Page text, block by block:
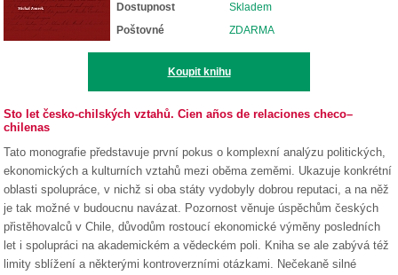
Dostupnost
Skladem
Poštovné
ZDARMA
Koupit knihu
Sto let česko-chilských vztahů. Cien años de relaciones checo–
chilenas
Tato monografie představuje první pokus o komplexní analýzu politických,
ekonomických a kulturních vztahů mezi oběma zeměmi. Ukazuje konkrétní
oblasti spolupráce, v nichž si oba státy vydobyly dobrou reputaci, a na něž
je tak možné v budoucnu navázat. Pozornost věnuje úspěchům českých
přistěhovalců v Chile, důvodům rostoucí ekonomické výměny posledních
let i spolupráci na akademickém a vědeckém poli. Kniha se ale zabývá též
limity sblížení a některými kontroverzními otázkami. Nečekaně silné